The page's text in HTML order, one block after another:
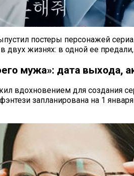
постеры персонажей
жизнях: в одной ее предали,
мужа»: дата выхода,
вдохновением для создания
запланирована на 1